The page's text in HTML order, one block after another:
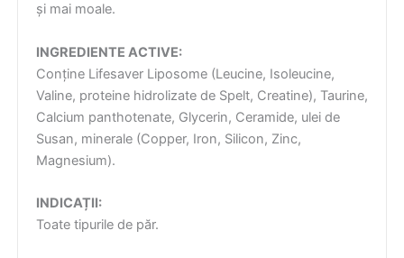
și mai moale.
INGREDIENTE ACTIVE:
Conține Lifesaver Liposome (Leucine, Isoleucine,
Valine, proteine hidrolizate de Spelt, Creatine), Taurine,
Calcium panthotenate, Glycerin, Ceramide, ulei de
Susan, minerale (Copper, Iron, Silicon, Zinc,
Magnesium).
INDICAȚII:
Toate tipurile de păr.